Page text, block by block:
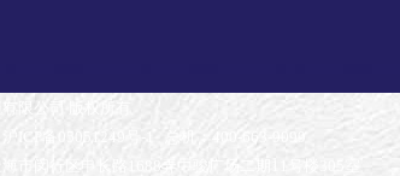
有限公司 版权所有
沪ICP备05051249号-1
总机：400-663-9099
海市闵行区申长路1688弄中骏广场二期11号楼305室